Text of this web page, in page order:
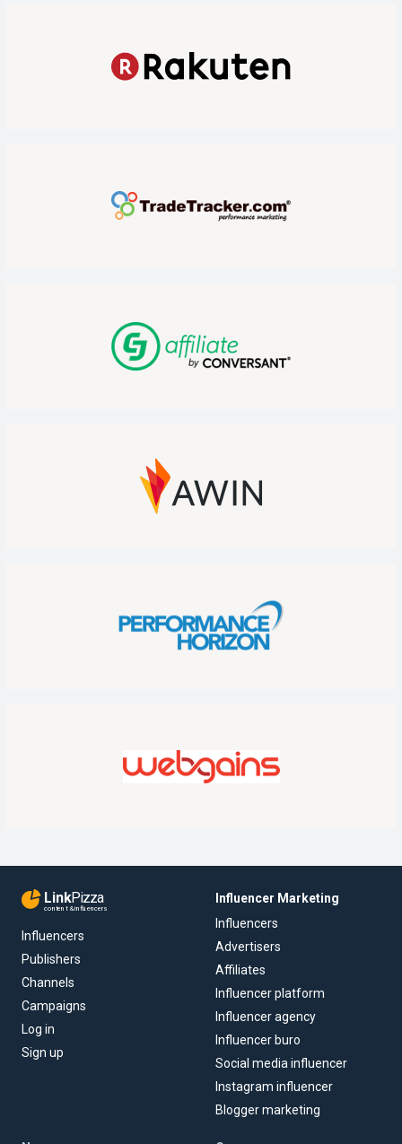
LinkPizza
content & influencers
Influencers
Publishers
Channels
Campaigns
Log in
Sign up
Influencer Marketing
Influencers
Advertisers
Affiliates
Influencer platform
Influencer agency
Influencer buro
Social media influencer
Instagram influencer
Blogger marketing